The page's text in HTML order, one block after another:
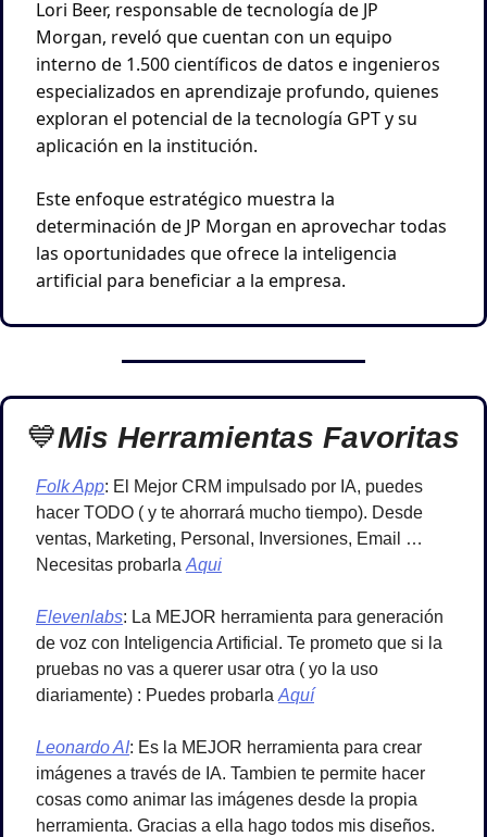
Lori Beer, responsable de tecnología de JP
Morgan, reveló que cuentan con un equipo
interno de 1.500 científicos de datos e ingenieros
especializados en aprendizaje profundo, quienes
exploran el potencial de la tecnología GPT y su
aplicación en la institución.
Este enfoque estratégico muestra la
determinación de JP Morgan en aprovechar todas
las oportunidades que ofrece la inteligencia
artificial para beneficiar a la empresa.
💙Mis Herramientas Favoritas
Folk App: El Mejor CRM impulsado por IA, puedes
hacer TODO ( y te ahorrará mucho tiempo). Desde
ventas, Marketing, Personal, Inversiones, Email …
Necesitas probarla Aqui
Elevenlabs: La MEJOR herramienta para generación
de voz con Inteligencia Artificial. Te prometo que si la
pruebas no vas a querer usar otra ( yo la uso
diariamente) : Puedes probarla Aquí
Leonardo AI: Es la MEJOR herramienta para crear
imágenes a través de IA. Tambien te permite hacer
cosas como animar las imágenes desde la propia
herramienta. Gracias a ella hago todos mis diseños.